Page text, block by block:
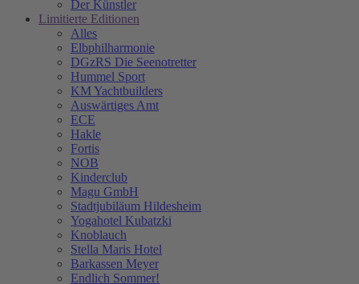
Der Künstler
Limitierte Editionen
Alles
Elbphilharmonie
DGzRS Die Seenotretter
Hummel Sport
KM Yachtbuilders
Auswärtiges Amt
ECE
Hakle
Fortis
NOB
Kinderclub
Magu GmbH
Stadtjubiläum Hildesheim
Yogahotel Kubatzki
Knoblauch
Stella Maris Hotel
Barkassen Meyer
Endlich Sommer!